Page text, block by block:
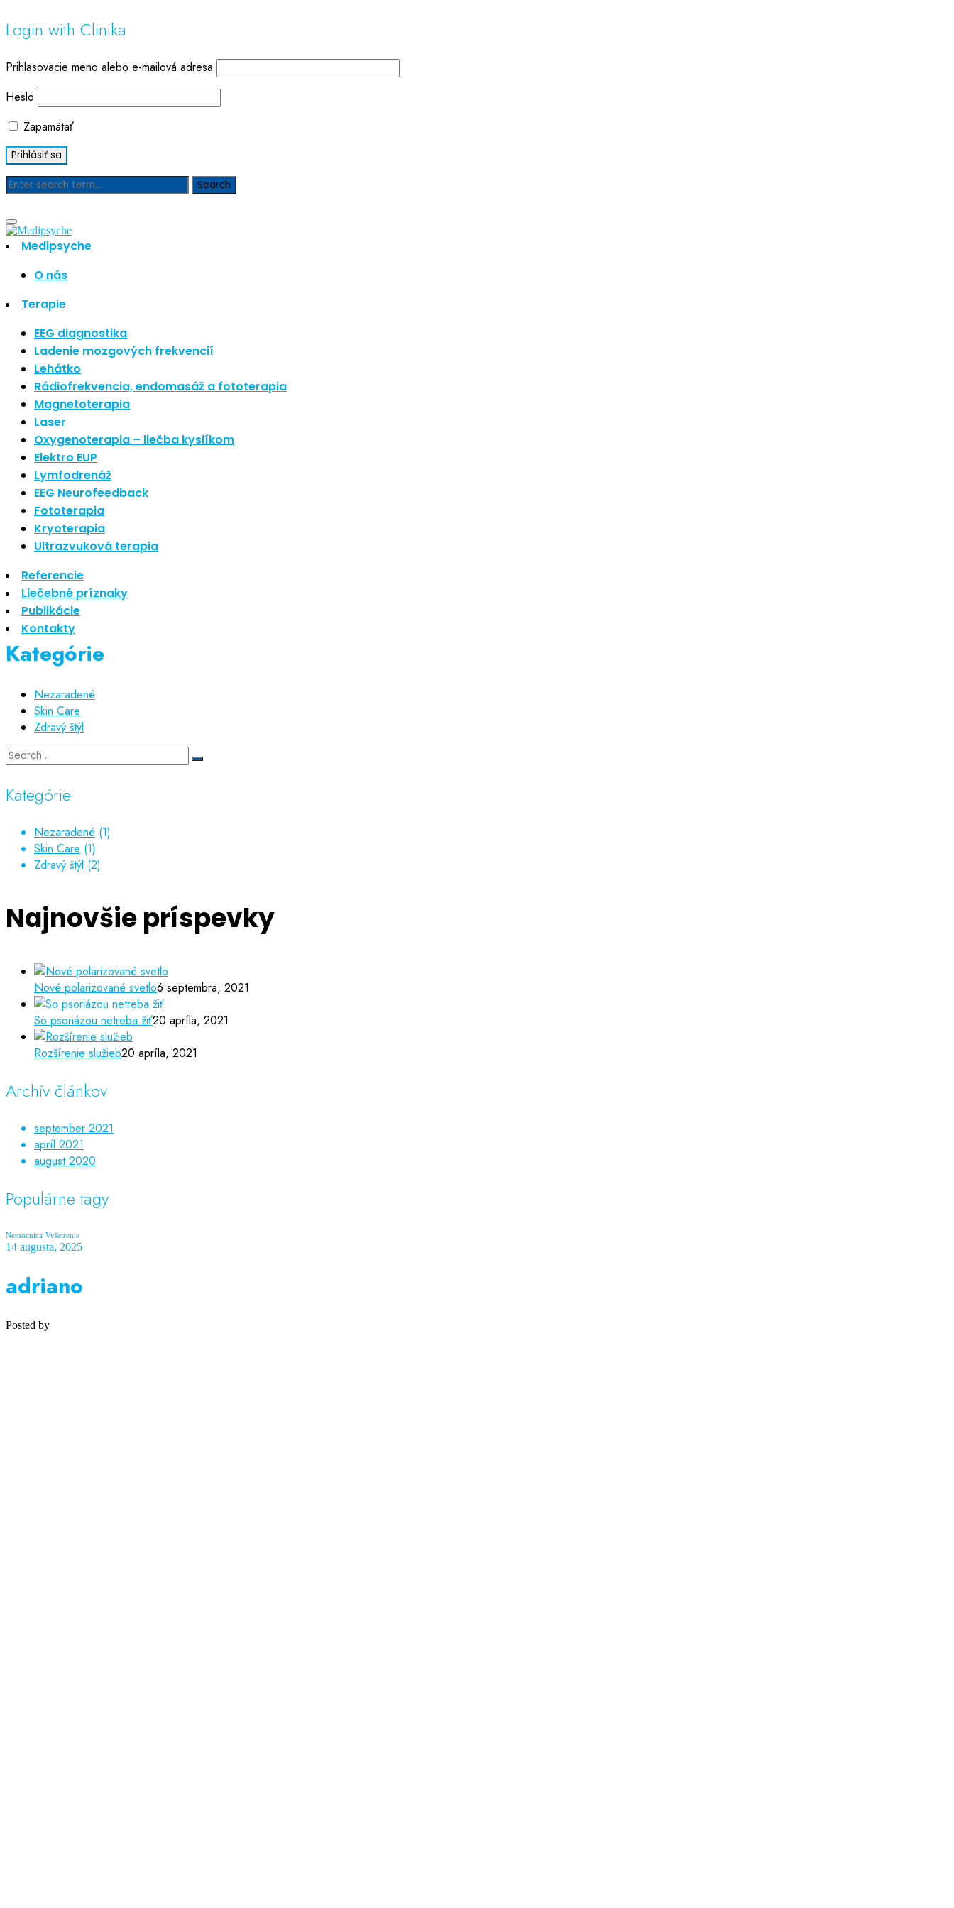
Login with Clinika
Prihlasovacie meno alebo e-mailová adresa
Heslo
Zapamätať
Medipsyche
O nás
Terapie
EEG diagnostika
Ladenie mozgových frekvencií
Lehátko
Rádiofrekvencia, endomasáž a fototerapia
Magnetoterapia
Laser
Oxygenoterapia – liečba kyslíkom
Elektro EUP
Lymfodrenáž
EEG Neurofeedback
Fototerapia
Kryoterapia
Ultrazvuková terapia
Referencie
Liečebné príznaky
Publikácie
Kontakty
Blog
Hľadať
Najnovšie články
Nové polarizované svetlo
So psoriázou netreba žiť
Rozšírenie služieb
Hudba a vývoj mozgu
Najnovšie komentáre
Žiadne komentáre na zobrazenie.
Archív
september 2021
apríl 2021
august 2020
Kategórie
Nezaradené
Skin Care
Zdravý štýl
Kategórie
Nezaradené (1)
Skin Care (1)
Zdravý štýl (2)
Najnovšie príspevky
Nové polarizované svetlo6 septembra, 2021
So psoriázou netreba žiť20 apríla, 2021
Rozšírenie služieb20 apríla, 2021
Archív článkov
september 2021
apríl 2021
august 2020
Populárne tagy
Nemocnica Vyšetrenie
14 augusta, 2025
adriano
Posted by